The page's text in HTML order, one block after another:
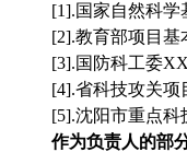
[1].国家自然科学
[2].教育部项目基
[3].国防科工委
[4].省科技攻关项
[5].沈阳市重点科
作为负责人的部